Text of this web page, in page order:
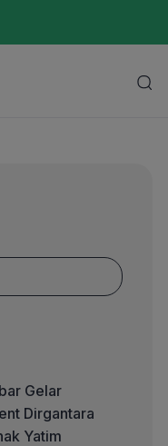
Gelar
Dirgantara
Yatim